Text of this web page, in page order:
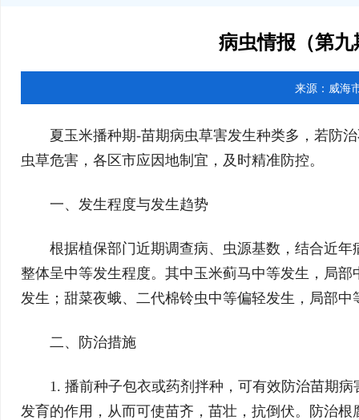
病虫情报（第
来源： 威海
夏玉米播种期-苗期病虫草害发生种类多，若防
虫草危害，各区市应因地制宜，及时精准防控。
一、发生程度与发生趋势
根据植保部门近期调查病、虫源基数，结合近
整体呈中等发生程度。其中玉米蓟马中等发生，局
发生；甜菜夜蛾、二代棉铃虫中等偏轻发生，局部
二、防治措施
1. 播前种子包衣或药剂拌种，可有效防治苗期
发育的作用，从而可使苗齐，苗壮，抗倒伏。防治